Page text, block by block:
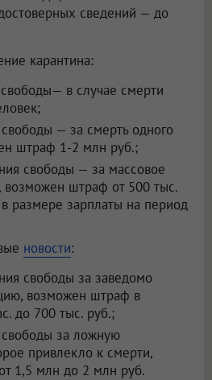
сведений — до
карантина:
в случае смерти
— за смерть одного
штраф 1-2 млн руб.;
свободы — за массовое
штраф от 500 тыс.
размере зарплаты на период
новости:
свободы за заведомо
возможен штраф в
до 700 тыс. руб.;
за ложную
привлекло к смерти,
1,5 млн до 2 млн руб.